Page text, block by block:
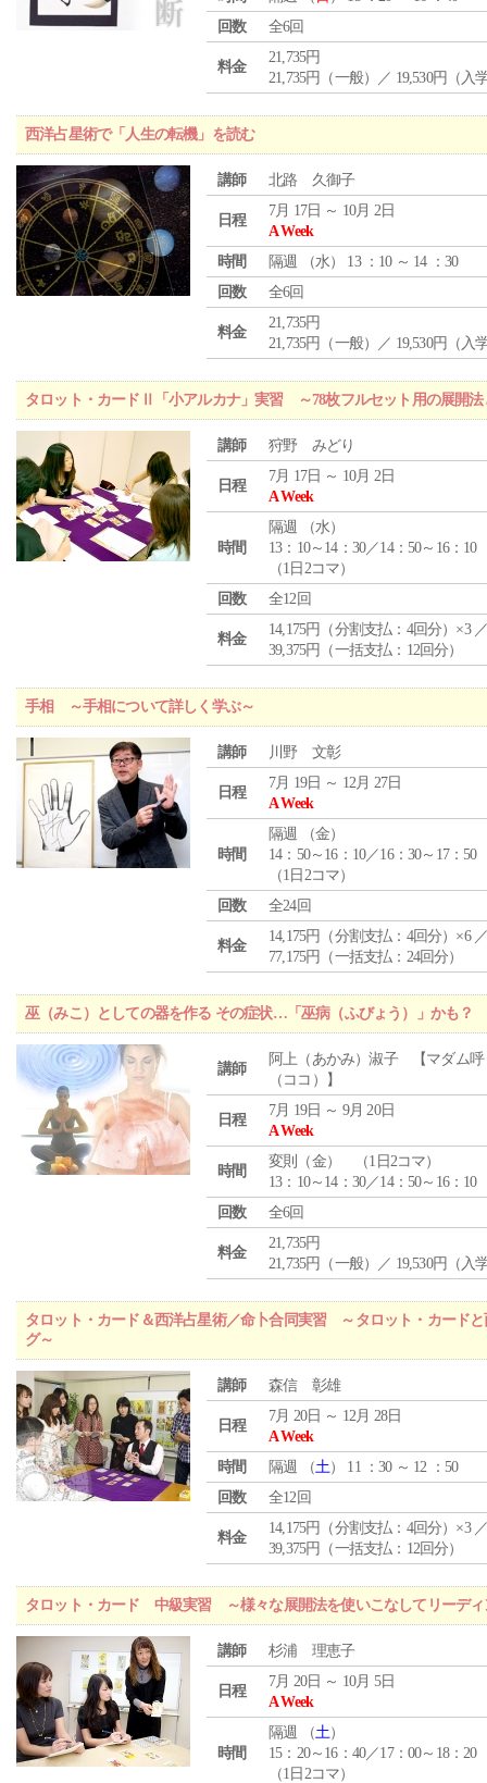
回数
全6回
料金
21,735円
21,735円（一般）／ 19,530円（入
西洋占星術で「人生の転機」を読む
講師 北路 久御子
日程
7月 17日 ～ 10月 2日
A Week
時間
隔週 （水） 13 ：10 ～ 14 ：30
回数
全6回
料金
21,735円
21,735円（一般）／ 19,530円（入
タロット・カードⅡ「小アルカナ」実習 ～78枚フルセット用の展開法
講師 狩野 みどり
日程
7月 17日 ～ 10月 2日
A Week
時間
隔週 （水）
13：10～14：30／14：50～16：10
（1日2コマ）
回数
全12回
料金
14,175円（分割支払：4回分）×3
39,375円（一括支払：12回分）
手相 ～手相について詳しく学ぶ～
講師 川野 文彰
日程
7月 19日 ～ 12月 27日
A Week
時間
隔週 （金）
14：50～16：10／16：30～17：50
（1日2コマ）
回数
全24回
料金
14,175円（分割支払：4回分）×6
77,175円（一括支払：24回分）
巫（みこ）としての器を作る その症状…「巫病（ふびょう）」かも？
講師
阿上（あかみ）淑子 【マダム呼
（ココ）】
日程
7月 19日 ～ 9月 20日
A Week
時間
変則（金） （1日2コマ）
13：10～14：30／14：50～16：10
回数
全6回
料金
21,735円
21,735円（一般）／ 19,530円（入
タロット・カード＆西洋占星術／命卜合同実習 ～タロット・カード
グ～
講師 森信 彰雄
日程
7月 20日 ～ 12月 28日
A Week
時間
隔週 （土） 11 ：30 ～ 12 ：50
回数
全12回
料金
14,175円（分割支払：4回分）×3
39,375円（一括支払：12回分）
タロット・カード 中級実習 ～様々な展開法を使いこなしてリーディ
講師 杉浦 理恵子
日程
7月 20日 ～ 10月 5日
A Week
時間
隔週 （土）
15：20～16：40／17：00～18：20
（1日2コマ）